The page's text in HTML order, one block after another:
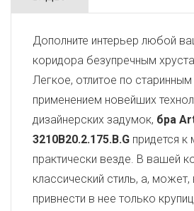
Дополните интерьер любой
коридора безупречным
Легкое, отлитое по
применением новейших
дизайнерских задумок, бра
3210B20.2.175.B.G придется к
практически везде. В вашей
классический стиль, а, может,
привнести в нее только